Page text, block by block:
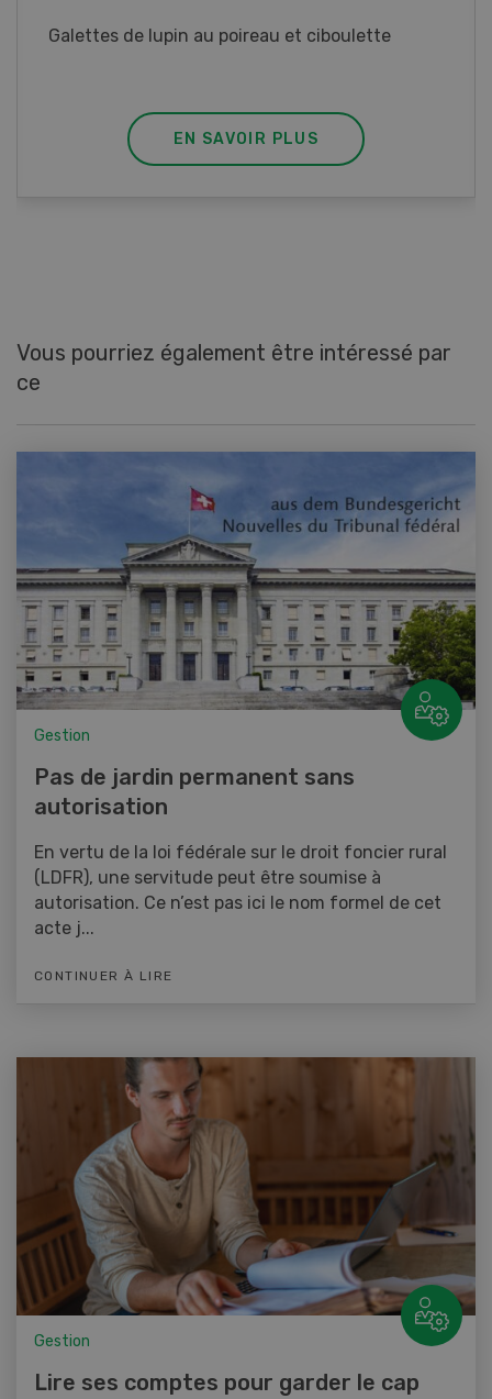
Rouleaux de printemps aux poulet
EN SAVOIR PLUS
Vous pourriez également être intéressé par
ce
Gestion
Pas de jardin permanent sans
autorisation
En vertu de la loi fédérale sur le droit foncier rural
(LDFR), une servitude peut être soumise à
autorisation. Ce n’est pas ici le nom formel de cet
acte j...
CONTINUER À LIRE
Gestion
Lire ses comptes pour garder le cap